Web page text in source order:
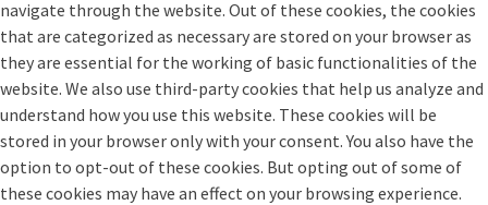
navigate through the website. Out of these cookies, the cookies
that are categorized as necessary are stored on your browser as
they are essential for the working of basic functionalities of the
website. We also use third-party cookies that help us analyze and
understand how you use this website. These cookies will be
stored in your browser only with your consent. You also have the
option to opt-out of these cookies. But opting out of some of
these cookies may have an effect on your browsing experience.